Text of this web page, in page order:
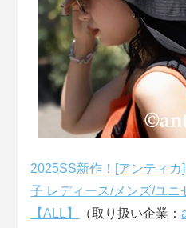
2025SS新作！[アンティ
子 レディース/メンズ/ユニ
【ALL】
（取り扱い企業：